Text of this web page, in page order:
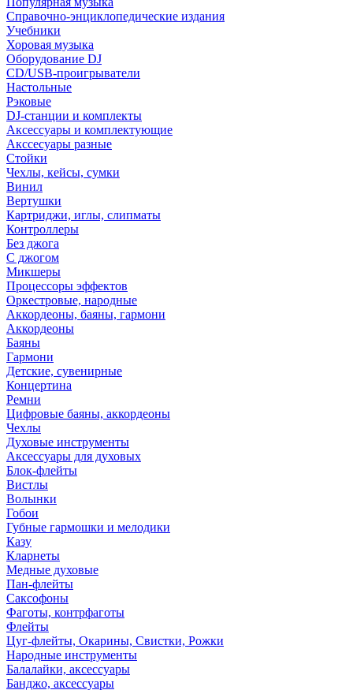
Справочно-энциклопедические издания
Учебники
Хоровая музыка
Оборудование DJ
CD/USB-проигрыватели
Настольные
Рэковые
DJ-станции и комплекты
Аксессуары и комплектующие
Акссесуары разные
Стойки
Чехлы, кейсы, сумки
Винил
Вертушки
Картриджи, иглы, слипматы
Контроллеры
Без джога
С джогом
Микшеры
Процессоры эффектов
Оркестровые, народные
Аккордеоны, баяны, гармони
Аккордеоны
Баяны
Гармони
Детские, сувенирные
Концертина
Ремни
Цифровые баяны, аккордеоны
Чехлы
Духовые инструменты
Аксессуары для духовых
Блок-флейты
Вистлы
Волынки
Гобои
Губные гармошки и мелодики
Казу
Кларнеты
Медные духовые
Пан-флейты
Саксофоны
Фаготы, контрфаготы
Флейты
Цуг-флейты, Окарины, Свистки, Рожки
Народные инструменты
Балалайки, аксессуары
Банджо, аксессуары